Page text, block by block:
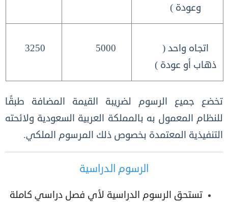
وعودة )
اتجاه واحد (
ذهاب أو عودة )
5000
3250
تخضع جميع الرسوم لضريبة القيمة المضافة طبقًا
للنظام المعمول به بالمملكة العربية السعودية ولائحته
التنفيذية المعتمدة بخصوص ذلك المرسوم الملكي.
الرسوم الدراسية
تستحق الرسوم الدراسية لأي فصل دراسي كاملة